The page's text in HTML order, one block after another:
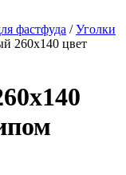
фастфуда /Уголки
260х140 цвет